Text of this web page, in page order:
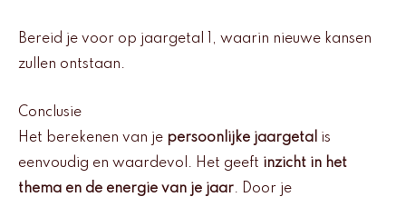
Bereid je voor op jaargetal 1, waarin nieuwe kansen
zullen ontstaan.
Conclusie
Het berekenen van je persoonlijke jaargetal is
eenvoudig en waardevol. Het geeft inzicht in het
thema en de energie van je jaar. Door je